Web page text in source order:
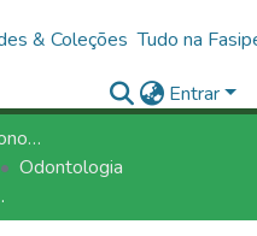
& Coleções Tudo na
Entrar
Biblioteca Digital de Monografias - BDM/FASIPE
Odontologia
obstrutiva do sono